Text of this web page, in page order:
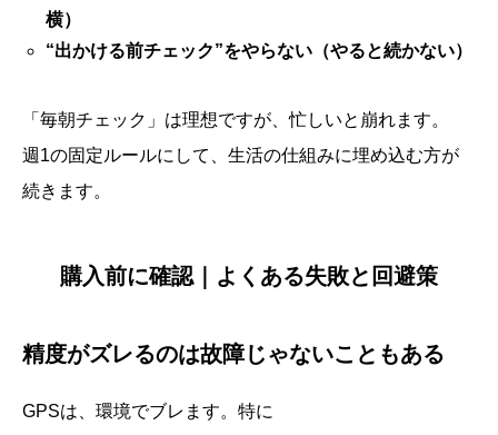
横）
“出かける前チェック”をやらない（やると続かない）
「毎朝チェック」は理想ですが、忙しいと崩れます。
週1の固定ルールにして、生活の仕組みに埋め込む方が
続きます。
購入前に確認｜よくある失敗と回避策
精度がズレるのは故障じゃないこともある
GPSは、環境でブレます。特に